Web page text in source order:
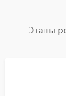
Появление
Этапы